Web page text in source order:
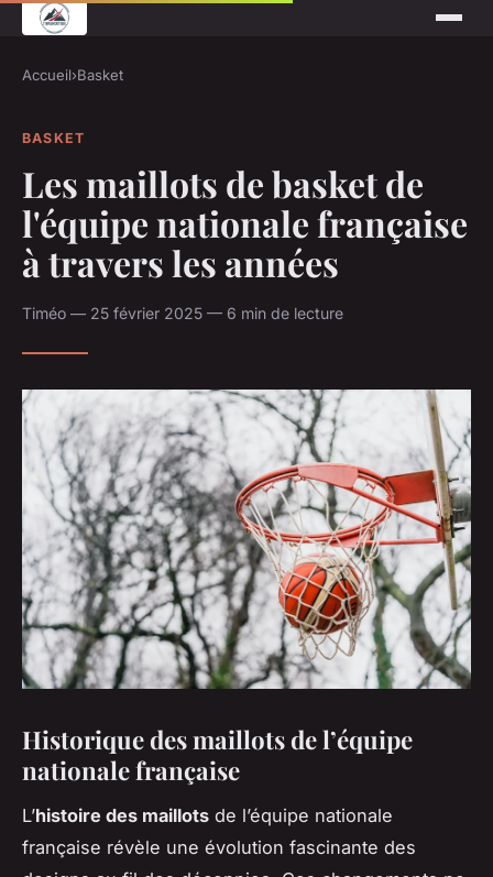
Accueil›Basket
BASKET
Les maillots de basket de
l'équipe nationale française
à travers les années
Timéo — 25 février 2025 — 6 min de lecture
Historique des maillots de l’équipe
nationale française
L’histoire des maillots de l’équipe nationale
française révèle une évolution fascinante des